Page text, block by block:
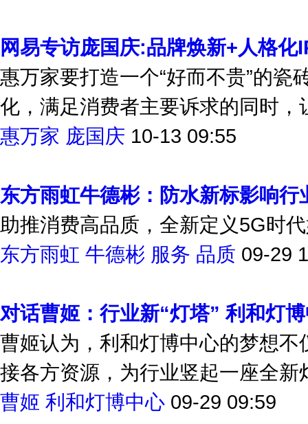
网易专访庞国庆:品牌焕新+人格化
惠万家要打造一个“好而不贵”的瓷
化，满足消费者主要诉求的同时
惠万家 庞国庆 10-13 09:55
东方雨虹牛德彬：防水新标影响行
助推消费高品质，全新定义5G时
东方雨虹 牛德彬 服务 品质 09-29
对话曹姬：行业新“灯塔” 利和灯
曹姬认为，利和灯博中心的梦想
接各方资源，为行业竖起一座全新
曹姬 利和灯博中心 09-29 09:59